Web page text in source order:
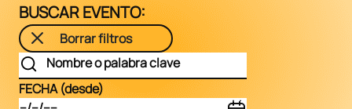
BUSCAR EVENTO:
Borrar filtros
FECHA (desde)